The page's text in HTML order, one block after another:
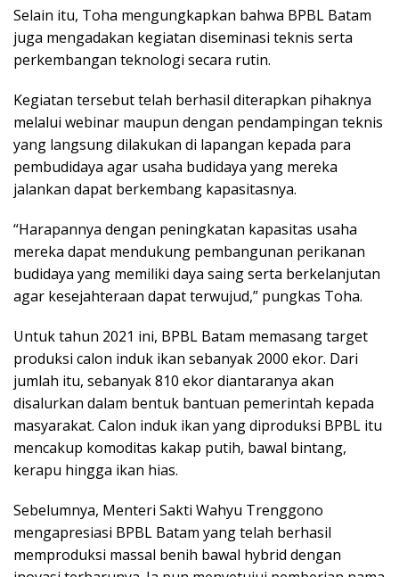
Selain itu, Toha mengungkapkan bahwa BPBL Batam
juga mengadakan kegiatan diseminasi teknis serta
perkembangan teknologi secara rutin.
Kegiatan tersebut telah berhasil diterapkan pihaknya
melalui webinar maupun dengan pendampingan teknis
yang langsung dilakukan di lapangan kepada para
pembudidaya agar usaha budidaya yang mereka
jalankan dapat berkembang kapasitasnya.
“Harapannya dengan peningkatan kapasitas usaha
mereka dapat mendukung pembangunan perikanan
budidaya yang memiliki daya saing serta berkelanjutan
agar kesejahteraan dapat terwujud,” pungkas Toha.
Untuk tahun 2021 ini, BPBL Batam memasang target
produksi calon induk ikan sebanyak 2000 ekor. Dari
jumlah itu, sebanyak 810 ekor diantaranya akan
disalurkan dalam bentuk bantuan pemerintah kepada
masyarakat. Calon induk ikan yang diproduksi BPBL itu
mencakup komoditas kakap putih, bawal bintang,
kerapu hingga ikan hias.
Sebelumnya, Menteri Sakti Wahyu Trenggono
mengapresiasi BPBL Batam yang telah berhasil
memproduksi massal benih bawal hybrid dengan